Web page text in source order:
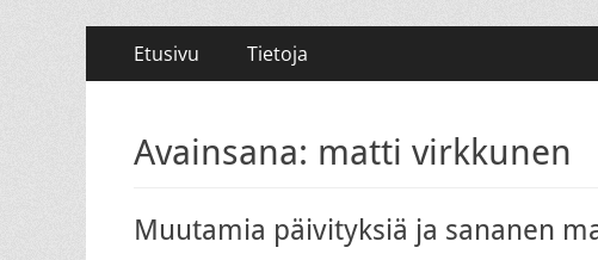
Primary
Menu
Etusivu Tietoja
Avainsana: matti virkkunen
Muutamia päivityksiä ja sananen